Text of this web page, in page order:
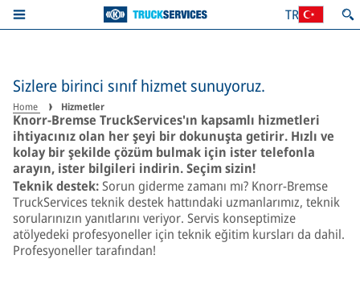
TR
Sizlere birinci sınıf hizmet sunuyoruz.
Home Hizmetler
Knorr-Bremse TruckServices'ın kapsamlı hizmetleri
ihtiyacınız olan her şeyi bir dokunuşta getirir. Hızlı ve
kolay bir şekilde çözüm bulmak için ister telefonla
arayın, ister bilgileri indirin. Seçim sizin!
Teknik destek:Sorun giderme zamanı mı? Knorr-Bremse
TruckServices teknik destek hattındaki uzmanlarımız, teknik
sorularınızın yanıtlarını veriyor. Servis konseptimize
atölyedeki profesyoneller için teknik eğitim kursları da dahil.
Profesyoneller tarafından!